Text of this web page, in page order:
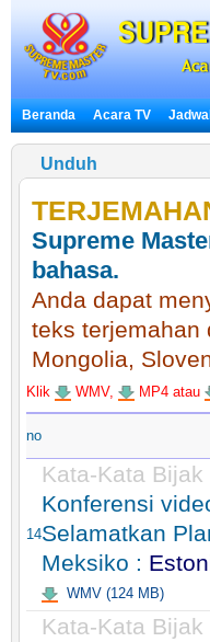
Beranda Acara TV Jadwal
Unduh
Supreme
bahasa.
Anda dapat
teks terjemahan
Mongolia,
Klik WMV, MP4 atau
no
14
Kata-Kata Bijak
Konferensi
Selamatkan
Meksiko :
WMV (124 MB)
Kata-Kata Bijak